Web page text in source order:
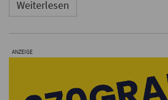
Weiterlesen
ANZEIGE